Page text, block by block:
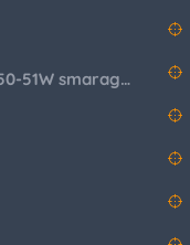
Citizen series 8 NB6050-51W smaragd színű számlappal